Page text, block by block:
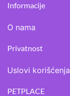
Informacije
O nama
Privatnost
Uslovi korišćenja
PETPLACE